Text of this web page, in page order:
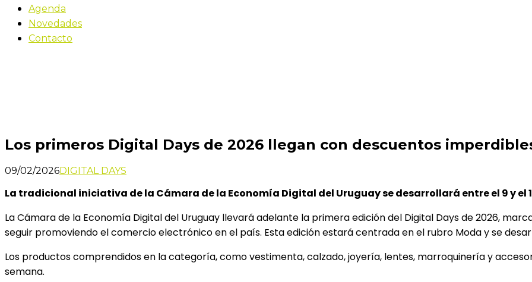
Agenda
Novedades
Contacto
Los primeros Digital Days de 2026 llegan con descuentos
09/02/2026DIGITAL DAYS
La tradicional iniciativa de la Cámara de la Economía Digital del Uruguayse desarrollará entre el 9 y el
La Cámara de la Economía Digital del Uruguay llevará adelante la primera edición del Digital Days de 2026,
seguir promoviendo el comercio electrónico en el país. Esta edición estará centrada en el rubro Moda y se
Los productos comprendidos en la categoría, como vestimenta, calzado, joyería, lentes, marroquinería y
semana.